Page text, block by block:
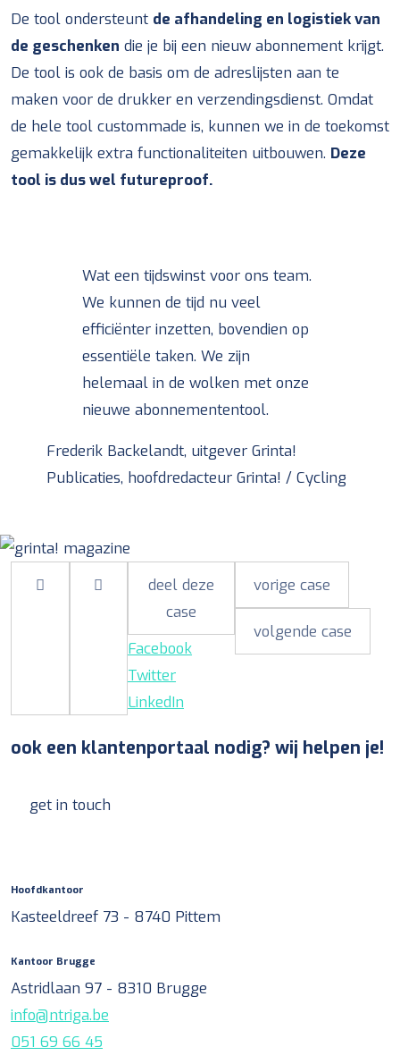
De tool ondersteunt de afhandeling en logistiek van
de geschenken die je bij een nieuw abonnement krijgt.
De tool is ook de basis om de adreslijsten aan te
maken voor de drukker en verzendingsdienst. Omdat
de hele tool custommade is, kunnen we in de toekomst
gemakkelijk extra functionaliteiten uitbouwen. Deze
tool is dus wel futureproof.
Wat een tijdswinst voor ons team.
We kunnen de tijd nu veel
efficiënter inzetten, bovendien op
essentiële taken. We zijn
helemaal in de wolken met onze
nieuwe abonnemententool.
Frederik Backelandt, uitgever Grinta!
Publicaties, hoofdredacteur Grinta! / Cycling
deel deze
case
Facebook
Twitter
LinkedIn
vorige case
volgende case
ook een klantenportaal nodig? wij helpen je!
get in touch
Hoofdkantoor
Kasteeldreef 73 - 8740 Pittem
Kantoor Brugge
Astridlaan 97 - 8310 Brugge
info@ntriga.be
051 69 66 45